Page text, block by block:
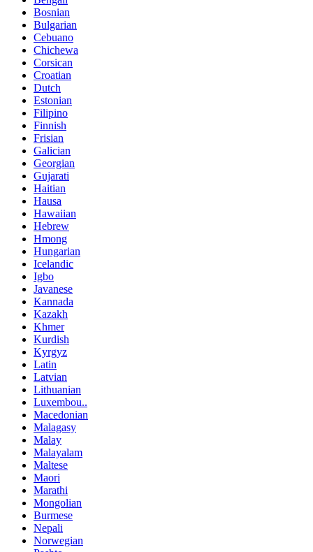
Bosnian
Bulgarian
Cebuano
Chichewa
Corsican
Croatian
Dutch
Estonian
Filipino
Finnish
Frisian
Galician
Georgian
Gujarati
Haitian
Hausa
Hawaiian
Hebrew
Hmong
Hungarian
Icelandic
Igbo
Javanese
Kannada
Kazakh
Khmer
Kurdish
Kyrgyz
Latin
Latvian
Lithuanian
Luxembou..
Macedonian
Malagasy
Malay
Malayalam
Maltese
Maori
Marathi
Mongolian
Burmese
Nepali
Norwegian